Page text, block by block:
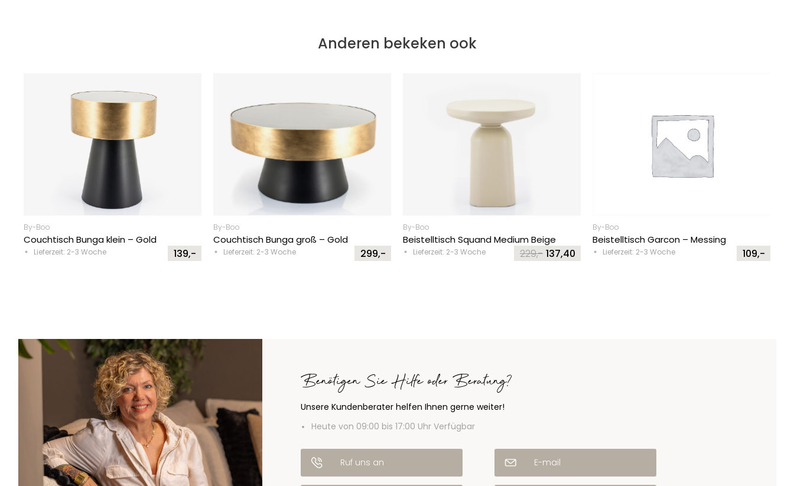
Anderen bekeken ook
By-Boo
Couchtisch Bunga klein – Gold
Lieferzeit: 2-3 Woche 139,-
By-Boo
Couchtisch Bunga groß – Gold
Lieferzeit: 2-3 Woche 299,-
By-Boo
Beistelltisch Squand Medium Beige
Lieferzeit: 2-3 Woche 229,-
Original137,40
Current
By-Boo
Beistelltisch Garcon – Messing
Lieferzeit: 2-3 Woche 109,-
Benötigen Sie Hilfe oder Beratung?
Unsere Kundenberater helfen Ihnen gerne weiter!
Heute von 09:00 bis 17:00 Uhr Verfügbar
Ruf uns an E-mail